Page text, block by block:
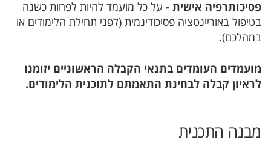
פסיכותרפיה אישית - על כל מועמד להיות לפחות כשנה
בטיפול באוריינטציה פסיכודינמית (לפני תחילת הלימודים או
במהלכם).
מועמדים העומדים בתנאי הקבלה הראשוניים יזומנו
לראיון קבלה לבחינת התאמתם לתוכנית הלימודים.
מבנה התכנית